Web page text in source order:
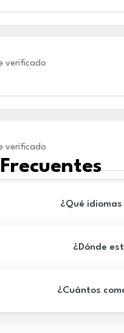
verificado
verificado
¿Qué
¿Dónde
¿Cuántos